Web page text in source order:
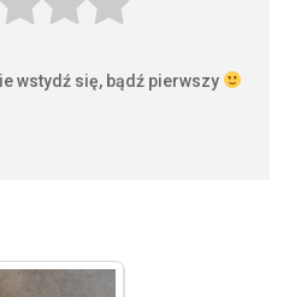
wstydź się, bądź pierwszy